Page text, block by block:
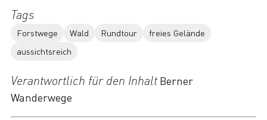
Tags
Forstwege Wald Rundtour
freies Gelände
aussichtsreich
Verantwortlich für den InhaltBerner
Wanderwege